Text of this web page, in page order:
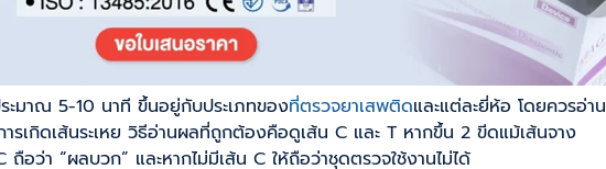
ะมาณ 5-10 นาที ขึ้นอยู่กับประเภทของที่ตรวจยาเสพติดและแต่ละยี่ห้อ โดยควรอ่าน
รเกิดเส้นระเหย วิธีอ่านผลที่ถูกต้องคือดูเส้น C และ T หากขึ้น 2 ขีดแม้เส้นจาง
อว่า “ผลบวก” และหากไม่มีเส้น C ให้ถือว่าชุดตรวจใช้งานไม่ได้